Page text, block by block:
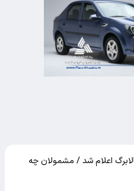
اعلام شد / مشمولان چه